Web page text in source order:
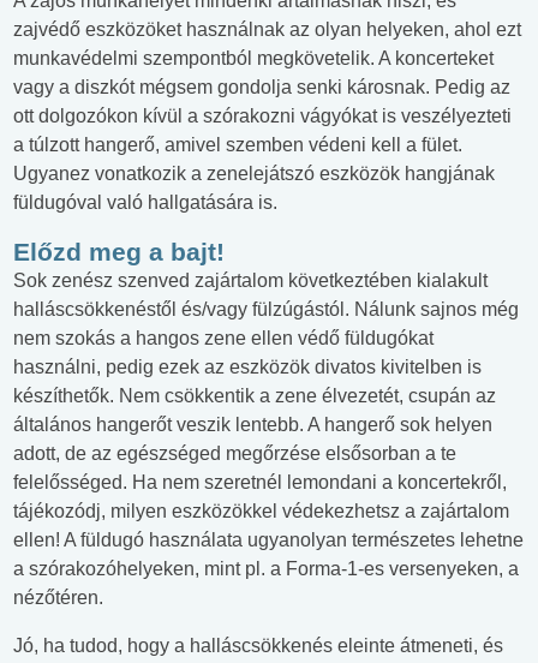
zajvédő eszközöket használnak az olyan helyeken, ahol ezt
munkavédelmi szempontból megkövetelik. A koncerteket
vagy a diszkót mégsem gondolja senki károsnak. Pedig az
ott dolgozókon kívül a szórakozni vágyókat is veszélyezteti
a túlzott hangerő, amivel szemben védeni kell a fület.
Ugyanez vonatkozik a zenelejátszó eszközök hangjának
füldugóval való hallgatására is.
Előzd meg a bajt!
Sok zenész szenved zajártalom következtében kialakult
halláscsökkenéstől és/vagy fülzúgástól. Nálunk sajnos még
nem szokás a hangos zene ellen védő füldugókat
használni, pedig ezek az eszközök divatos kivitelben is
készíthetők. Nem csökkentik a zene élvezetét, csupán az
általános hangerőt veszik lentebb. A hangerő sok helyen
adott, de az egészséged megőrzése elsősorban a te
felelősséged. Ha nem szeretnél lemondani a koncertekről,
tájékozódj, milyen eszközökkel védekezhetsz a zajártalom
ellen! A füldugó használata ugyanolyan természetes lehetne
a szórakozóhelyeken, mint pl. a Forma-1-es versenyeken, a
nézőtéren.
Jó, ha tudod, hogy a halláscsökkenés eleinte átmeneti, és